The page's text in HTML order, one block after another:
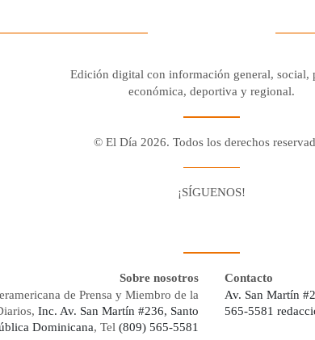
Edición digital con información general, social,
económica, deportiva y regional.
© El Día 2026. Todos los derechos
¡SÍGUENOS!
Sobre nosotros
de Prensa y Miembro de la
Inc. Av. San Martín #236, Santo
Dominicana, Tel (809) 565-5581
Contacto
Av. San Martín
565-5581